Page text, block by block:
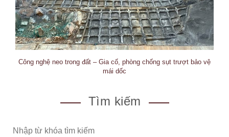
Công nghệ neo trong đất – Gia cố, phòng chống sụt trượt bảo vệ
mái dốc
Tìm kiếm